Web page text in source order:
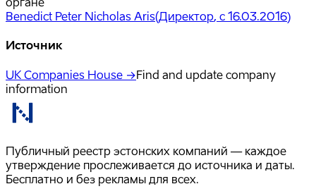
Benedict Peter Nicholas Aris(Директор, с 16.03.2016)
Источник
UK Companies House →Find and update company
information
Публичный реестр эстонских компаний — каждое
утверждение прослеживается до источника и даты.
Бесплатно и без рекламы для всех.